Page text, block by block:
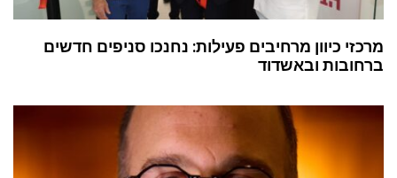
מרכזי כיוון מרחיבים פעילות: נחנכו סניפים חדשים
ברחובות ובאשדוד